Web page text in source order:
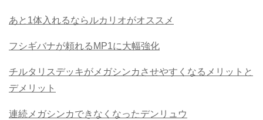
あと1体入れるならルカリオがオススメ
フシギバナが頼れるMP1に大幅強化
チルタリスデッキがメガシンカさせやすくなるメリットと
デメリット
連続メガシンカできなくなったデンリュウ